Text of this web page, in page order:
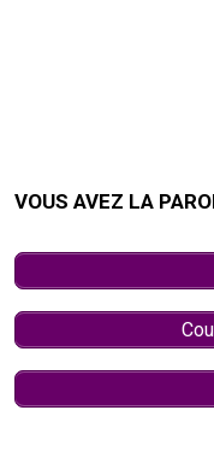
VOUS AVEZ LA